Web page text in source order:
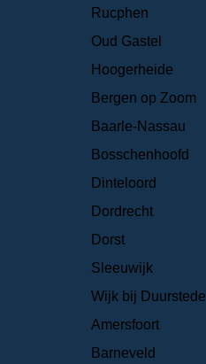
Rucphen
Oud Gastel
Hoogerheide
Bergen op Zoom
Baarle-Nassau
Bosschenhoofd
Dinteloord
Dordrecht
Dorst
Sleeuwijk
Wijk bij Duurstede
Amersfoort
Barneveld